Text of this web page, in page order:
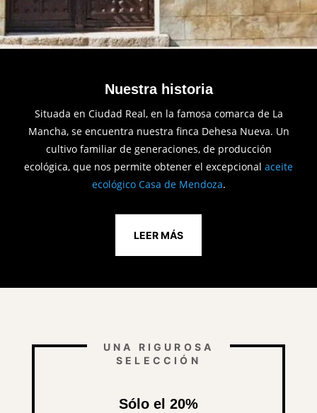
Nuestra historia
Situada en Ciudad Real, en la famosa comarca de La
Mancha, se encuentra nuestra finca Dehesa Nueva. Un
cultivo familiar de generaciones, de producción
ecológica, que nos permite obtener el excepcional aceite
ecológico Casa de Mendoza.
LEER MÁS
UNA RIGUROSA
SELECCIÓN
Sólo el 20%